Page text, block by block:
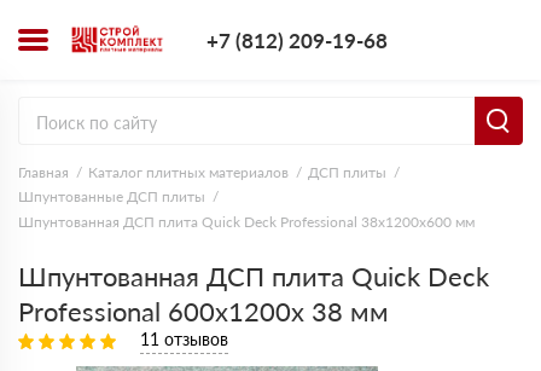
+7 (812) 209-19-68
Главная Каталог плитных материалов
ДСП плиты
Шпунтованные ДСП плиты
Шпунтованная ДСП плита Quick Deck Professional 38х1200х600 мм
Шпунтованная ДСП плита Quick Deck
Professional 600х1200х 38 мм
11 отзывов